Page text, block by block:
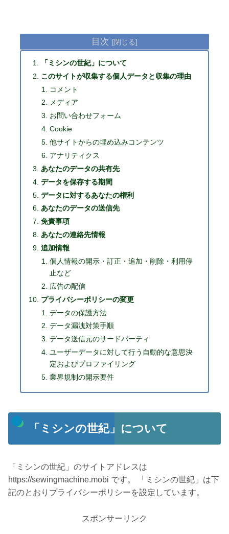
目次
「ミシンの世紀」について
このサイトが収集する個人データと収集の理由
コメント
メディア
お問い合わせフォーム
Cookie
他サイトからの埋め込みコンテンツ
アナリティクス
あなたのデータの共有先
データを保存する期間
データに対するあなたの権利
あなたのデータの送信先
免責事項
あなたの連絡先情報
追加情報
個人情報の開示・訂正・追加・削除・利用停
止など
広告の配信
プライバシーポリシーの変更
データの保護方法
データ漏洩対策手順
データ送信元のサードパーティ
ユーザーデータに対して行う自動的な意思決
定およびプロファイリング
業界規制の開示要件
「ミシンの世紀」について
「ミシンの世紀」のサイトアドレスは
https://sewingmachine.mobi です。 「ミシンの世紀」は下
記のとおりプライバシーポリシーを設定しています。
スポンサーリンク